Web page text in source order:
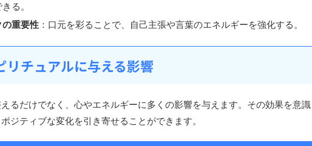
る。
の重要性 ：口元を彩ることで、自己主張や言葉のエネルギーを強化する。
リチュアルに与える影響
るだけでなく、心やエネルギーに多くの影響を与えます。その効果を意識
ジティブな変化を引き寄せることができます。